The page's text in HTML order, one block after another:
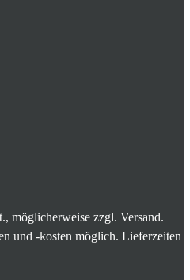
möglicherweise zzgl. Versand.
und -kosten möglich. Lieferzeiten